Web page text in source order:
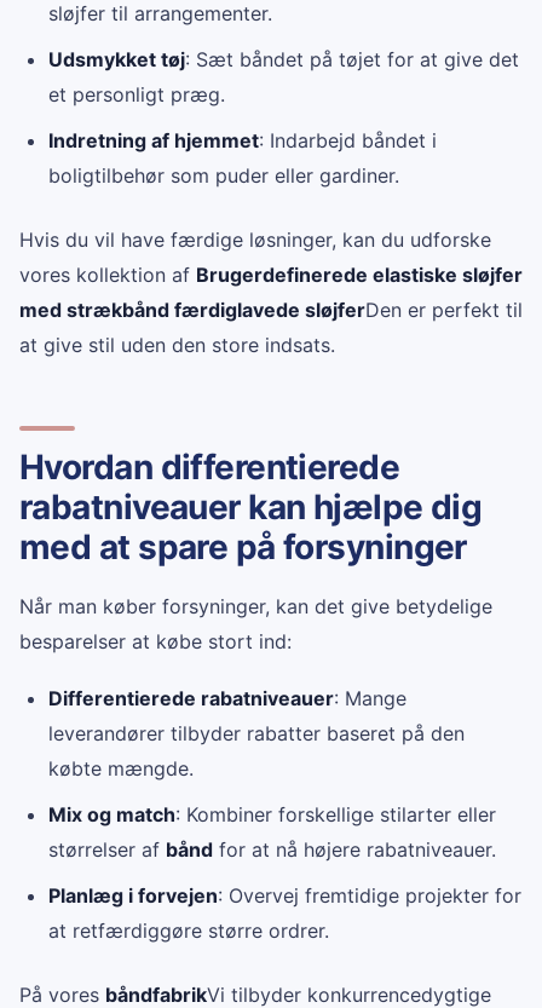
sløjfer til arrangementer.
Udsmykket tøj: Sæt båndet på tøjet for at give det
et personligt præg.
Indretning af hjemmet: Indarbejd båndet i
boligtilbehør som puder eller gardiner.
Hvis du vil have færdige løsninger, kan du udforske
vores kollektion af Brugerdefinerede elastiske sløjfer
med strækbånd færdiglavede sløjferDen er perfekt til
at give stil uden den store indsats.
Hvordan differentierede
rabatniveauer kan hjælpe dig
med at spare på forsyninger
Når man køber forsyninger, kan det give betydelige
besparelser at købe stort ind:
Differentierede rabatniveauer: Mange
leverandører tilbyder rabatter baseret på den
købte mængde.
Mix og match: Kombiner forskellige stilarter eller
størrelser af bånd for at nå højere rabatniveauer.
Planlæg i forvejen: Overvej fremtidige projekter for
at retfærdiggøre større ordrer.
På vores båndfabrikVi tilbyder konkurrencedygtige